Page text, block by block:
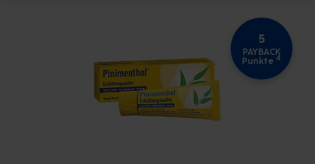
5
PAYBACK
Punkte 4